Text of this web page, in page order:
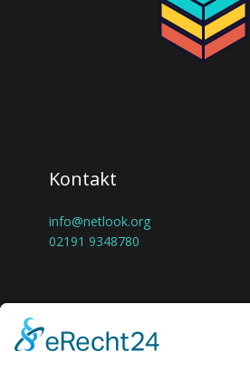
Netlook
Kontakt
info@netlook.org
02191 9348780